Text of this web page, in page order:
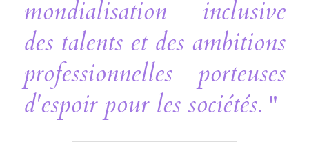
mondialisation inclusive
des talents et des ambitions
professionnelles porteuses
d'espoir pour les sociétés. "